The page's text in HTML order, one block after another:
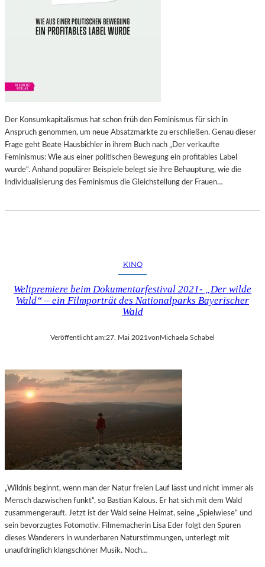
Der Konsumkapitalismus hat schon früh den Feminismus für sich in
Anspruch genommen, um neue Absatzmärkte zu erschließen. Genau dieser
Frage geht Beate Hausbichler in ihrem Buch nach „Der verkaufte
Feminismus: Wie aus einer politischen Bewegung ein profitables Label
wurde“. Anhand populärer Beispiele belegt sie ihre Behauptung, wie die
Individualisierung des Feminismus die Gleichstellung der Frauen…
KINO
Weltpremiere beim Dokumentarfestival 2021- „Der wilde
Wald“ – ein Filmporträt des Nationalparks Bayerischer
Wald
Veröffentlicht am:27. Mai 2021 von Michaela Schabel
„Wildnis beginnt, wenn man der Natur freien Lauf lässt und nicht immer als
Mensch dazwischen funkt“, so Bastian Kalous. Er hat sich mit dem Wald
zusammengerauft. Jetzt ist der Wald seine Heimat, seine „Spielwiese“ und
sein bevorzugtes Fotomotiv. Filmemacherin Lisa Eder folgt den Spuren
dieses Wanderers in wunderbaren Naturstimmungen, unterlegt mit
unaufdringlich klangschöner Musik. Noch…